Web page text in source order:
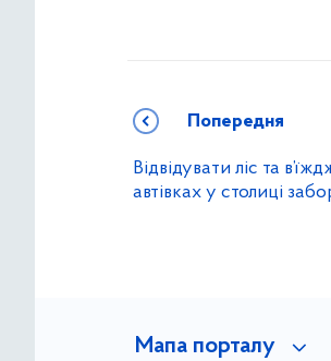
Попередня
Відвідувати ліс та
автівках у столиці
Мапа порталу